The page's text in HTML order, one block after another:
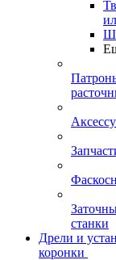
станки
Дрели и
коронки